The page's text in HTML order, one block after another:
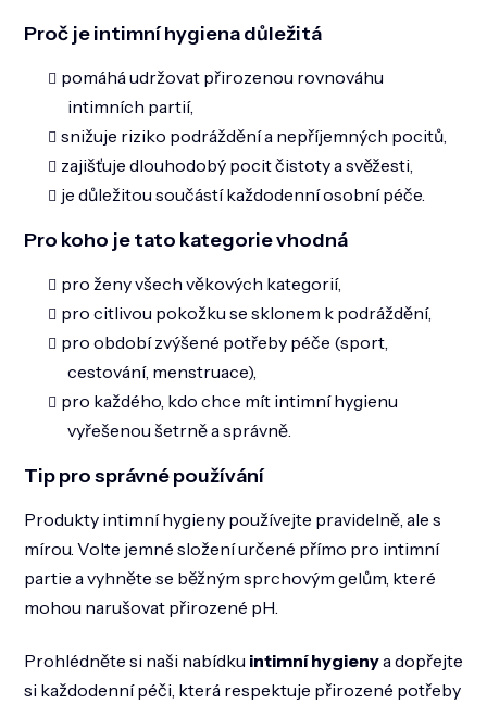
Proč je intimní hygiena důležitá
pomáhá udržovat přirozenou rovnováhu
intimních partií,
snižuje riziko podráždění a nepříjemných pocitů,
zajišťuje dlouhodobý pocit čistoty a svěžesti,
je důležitou součástí každodenní osobní péče.
Pro koho je tato kategorie vhodná
pro ženy všech věkových kategorií,
pro citlivou pokožku se sklonem k podráždění,
pro období zvýšené potřeby péče (sport,
cestování, menstruace),
pro každého, kdo chce mít intimní hygienu
vyřešenou šetrně a správně.
Tip pro správné používání
Produkty intimní hygieny používejte pravidelně, ale s
mírou. Volte jemné složení určené přímo pro intimní
partie a vyhněte se běžným sprchovým gelům, které
mohou narušovat přirozené pH.
Prohlédněte si naši nabídku intimní hygienya dopřejte
si každodenní péči, která respektuje přirozené potřeby